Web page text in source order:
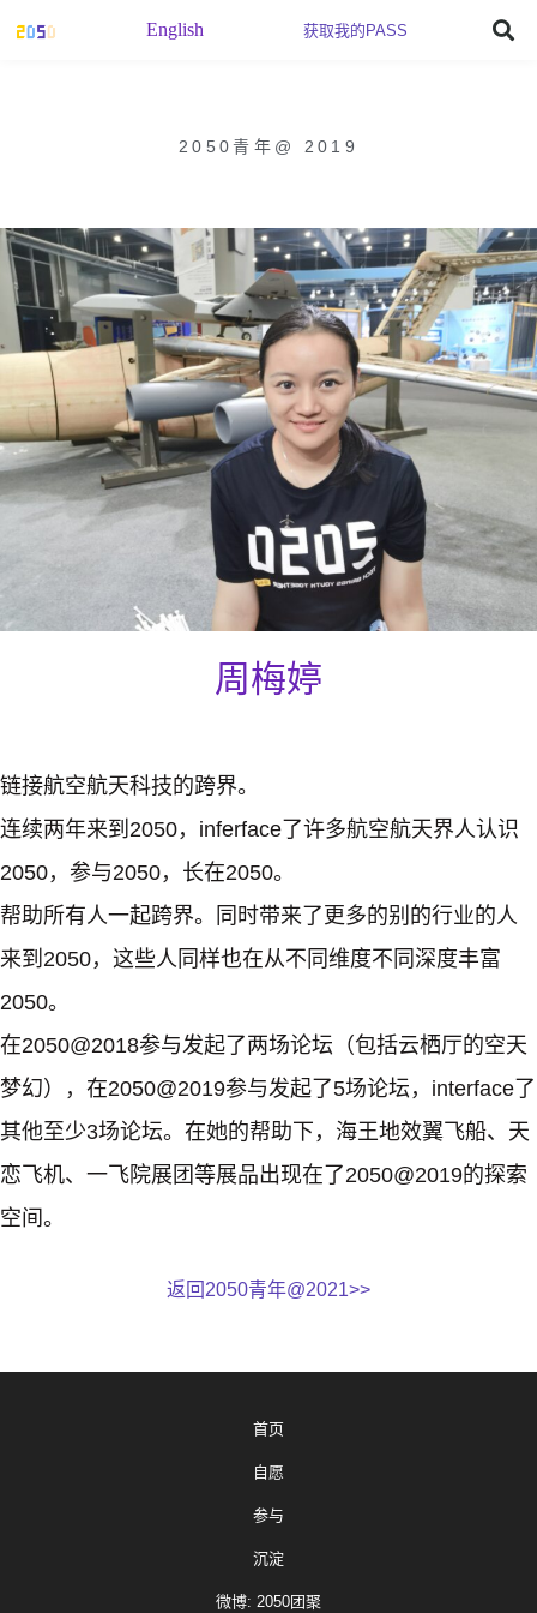
English 获取我的PASS
2050青年 @ 2019
周梅婷
链接航空航天科技的跨界。
连续两年来到2050，inferface了许多航空航天界人认识
2050，参与2050，长在2050。
帮助所有人一起跨界。同时带来了更多的别的行业的人
来到2050，这些人同样也在从不同维度不同深度丰富
2050。
在2050@2018参与发起了两场论坛（包括云栖厅的空天
梦幻），在2050@2019参与发起了5场论坛，interface了
其他至少3场论坛。在她的帮助下，海王地效翼飞船、天
恋飞机、一飞院展团等展品出现在了2050@2019的探索
空间。
返回2050青年@2021>>
首页
自愿
参与
沉淀
微博: 2050团聚